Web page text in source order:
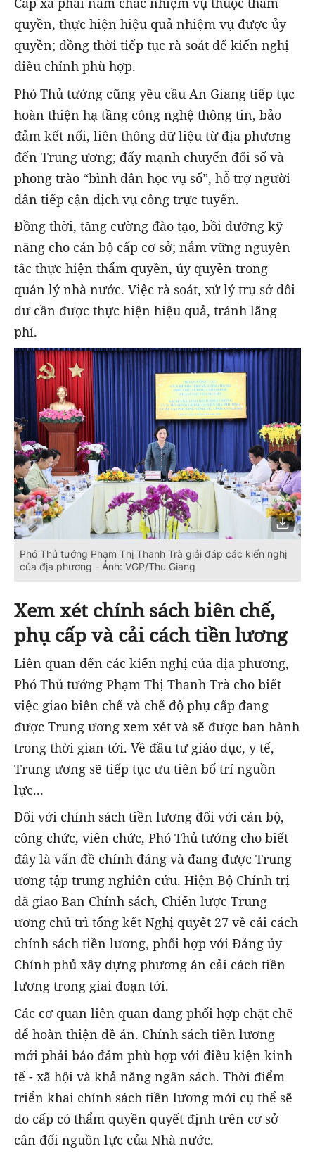
quyền, thực hiện hiệu quả nhiệm vụ được ủy
quyền; đồng thời tiếp tục rà soát để kiến nghị
điều chỉnh phù hợp.
Phó Thủ tướng cũng yêu cầu An Giang tiếp tục
hoàn thiện hạ tầng công nghệ thông tin, bảo
đảm kết nối, liên thông dữ liệu từ địa phương
đến Trung ương; đẩy mạnh chuyển đổi số và
phong trào “bình dân học vụ số”, hỗ trợ người
dân tiếp cận dịch vụ công trực tuyến.
Đồng thời, tăng cường đào tạo, bồi dưỡng kỹ
năng cho cán bộ cấp cơ sở; nắm vững nguyên
tắc thực hiện thẩm quyền, ủy quyền trong
quản lý nhà nước. Việc rà soát, xử lý trụ sở dôi
dư cần được thực hiện hiệu quả, tránh lãng
phí.
Phó Thủ tướng Phạm Thị Thanh Trà giải đáp các kiến nghị
của địa phương - Ảnh: VGP/Thu Giang
Xem xét chính sách biên chế,
phụ cấp và cải cách tiền lương
Liên quan đến các kiến nghị của địa phương,
Phó Thủ tướng Phạm Thị Thanh Trà cho biết
việc giao biên chế và chế độ phụ cấp đang
được Trung ương xem xét và sẽ được ban hành
trong thời gian tới. Về đầu tư giáo dục, y tế,
Trung ương sẽ tiếp tục ưu tiên bố trí nguồn
lực...
Đối với chính sách tiền lương đối với cán bộ,
công chức, viên chức, Phó Thủ tướng cho biết
đây là vấn đề chính đáng và đang được Trung
ương tập trung nghiên cứu. Hiện Bộ Chính trị
đã giao Ban Chính sách, Chiến lược Trung
ương chủ trì tổng kết Nghị quyết 27 về cải cách
chính sách tiền lương, phối hợp với Đảng ủy
Chính phủ xây dựng phương án cải cách tiền
lương trong giai đoạn tới.
Các cơ quan liên quan đang phối hợp chặt chẽ
để hoàn thiện đề án. Chính sách tiền lương
mới phải bảo đảm phù hợp với điều kiện kinh
tế - xã hội và khả năng ngân sách. Thời điểm
triển khai chính sách tiền lương mới cụ thể sẽ
do cấp có thẩm quyền quyết định trên cơ sở
cân đối nguồn lực của Nhà nước.